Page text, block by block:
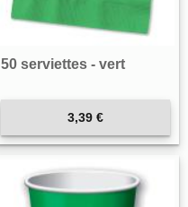
50 serviettes - vert
3,39 €